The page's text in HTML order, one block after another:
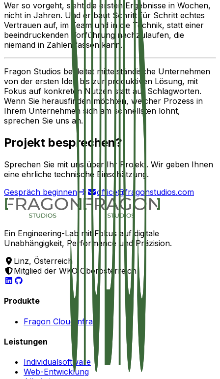
Wer so vorgeht, sieht die ersten Ergebnisse in Wochen,
nicht in Jahren. Und er baut Schritt für Schritt echtes
Vertrauen auf, im Team und in die Technik, statt einer
beeindruckenden Vorführung nachzulaufen, die
niemand in Zahlen fassen kann.
Fragon Studios begleitet mittelständische Unternehmen
von der ersten Idee bis zur produktiven Lösung, mit
Fokus auf konkreten Nutzen statt auf Schlagworten.
Wenn Sie herausfinden möchten, welcher Prozess in
Ihrem Unternehmen sich am schnellsten lohnt,
sprechen Sie uns an.
Projekt besprechen?
Sprechen Sie mit uns über Ihr Projekt. Wir geben Ihnen
eine ehrliche technische Einschätzung.
Gespräch beginnen
office@fragonstudios.com
Ein Engineering-Lab mit Fokus auf digitale
Unabhängigkeit, Performance und Präzision.
Linz, Österreich
Mitglied der WKO Oberösterreich
Produkte
Fragon Cloud Infra
Leistungen
Individualsoftware
Web-Entwicklung